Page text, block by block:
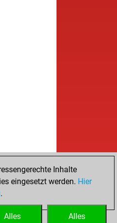
Inhalte
eingesetzt werden. Hier
.
Alles
Alles